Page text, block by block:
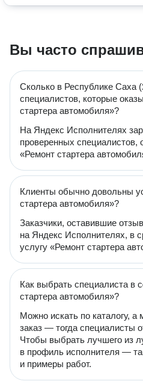
Вы часто
Сколько в Республике Саха
специалистов, которые
стартера автомобиля»?
На Яндекс Исполнителях
проверенных специалистов,
«Ремонт стартера
Клиенты обычно довольны
стартера автомобиля»?
Заказчики, оставившие
на Яндекс Исполнителях, в
услугу «Ремонт стартера
Как выбрать специалиста в
стартера автомобиля»?
Можно искать по каталогу, а
заказ — тогда специалисты
Чтобы выбрать лучшего из
в профиль исполнителя —
и примеры работ.